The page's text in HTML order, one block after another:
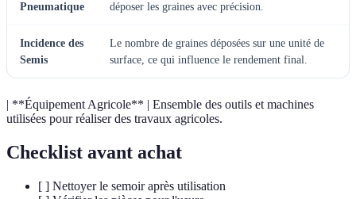
Pneumatique
déposer les graines avec précision.
Incidence des
Semis
Le nombre de graines déposées sur une unité de
surface, ce qui influence le rendement final.
| **Équipement Agricole** | Ensemble des outils et machines
utilisées pour réaliser des travaux agricoles.
Checklist avant achat
[ ] Nettoyer le semoir après utilisation